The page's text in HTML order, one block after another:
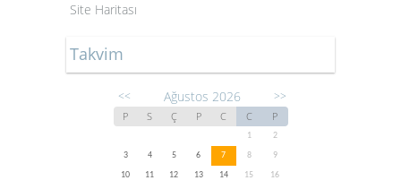
Site Haritası
Takvim
<< Ağustos 2026 >>
P S Ç P C C P
1
2
3
4 5 6 7 8
9
10
11 12 13 14 15
16